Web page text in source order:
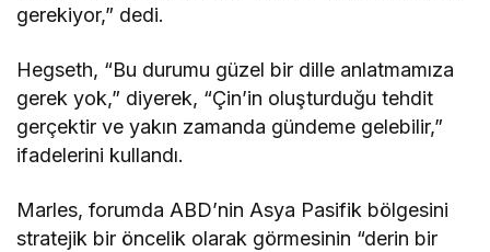
gerekiyor,” dedi.
Hegseth, “Bu durumu güzel bir dille anlatmamıza
gerek yok,” diyerek, “Çin’in oluşturduğu tehdit
gerçektir ve yakın zamanda gündeme gelebilir,”
ifadelerini kullandı.
Marles, forumda ABD’nin Asya Pasifik bölgesini
stratejik bir öncelik olarak görmesinin “derin bir